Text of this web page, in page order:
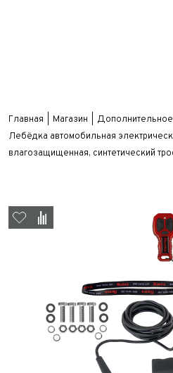
Главная Магазин
Лебёдка автомобильная
влагозащищенная, синтетический